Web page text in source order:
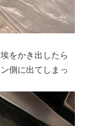
をかき出したら
側に出てしまっ